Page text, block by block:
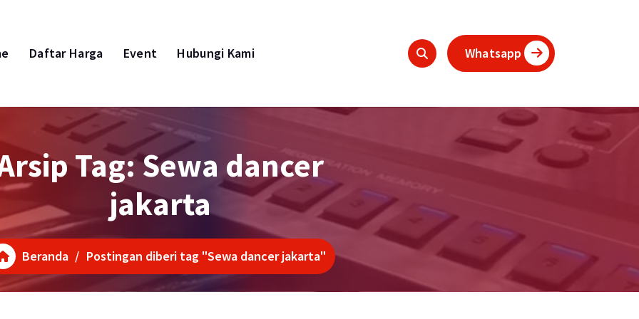
Daftar Harga Event Hubungi Kami Whatsapp
Tag: Sewa dancer
jakarta
Beranda / Postingan diberi tag "Sewa dancer jakarta"